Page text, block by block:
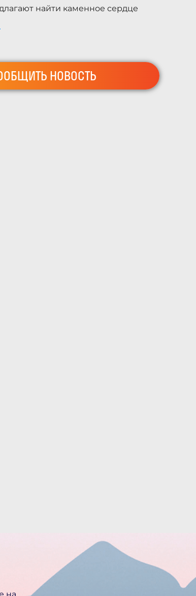
найти каменное сердце
НОВОСТЬ